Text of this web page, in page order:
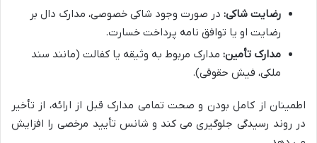
رضایت شاکی: در صورت وجود شاکی خصوصی، مدارک دال بر
رضایت او یا توافق نامه پرداخت خسارت.
مدارک تأمین: مدارک مربوط به وثیقه یا کفالت (مانند سند
ملکی، فیش حقوقی).
اطمینان از کامل بودن و صحت تمامی مدارک قبل از ارائه، از تأخیر
در روند رسیدگی جلوگیری می کند و شانس تأیید مرخصی را افزایش